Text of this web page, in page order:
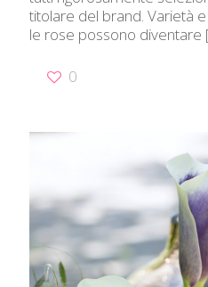
titolare del brand. Varietà
le rose possono diventare
0